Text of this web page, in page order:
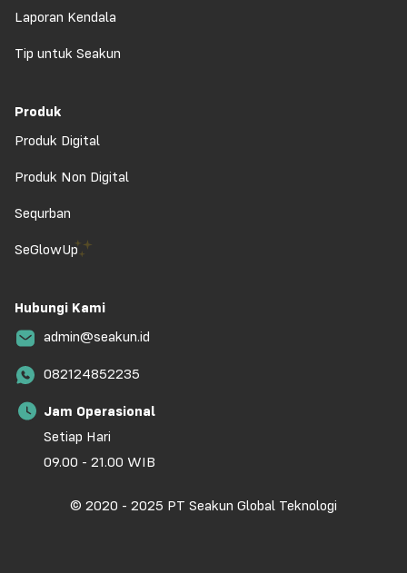
Laporan Kendala
Tip untuk Seakun
Produk
Produk Digital
Produk Non Digital
Sequrban
SeGlowUp
Hubungi Kami
admin@seakun.id
082124852235
Jam Operasional
Setiap Hari
09.00 - 21.00 WIB
© 2020 - 2025 PT Seakun Global Teknologi